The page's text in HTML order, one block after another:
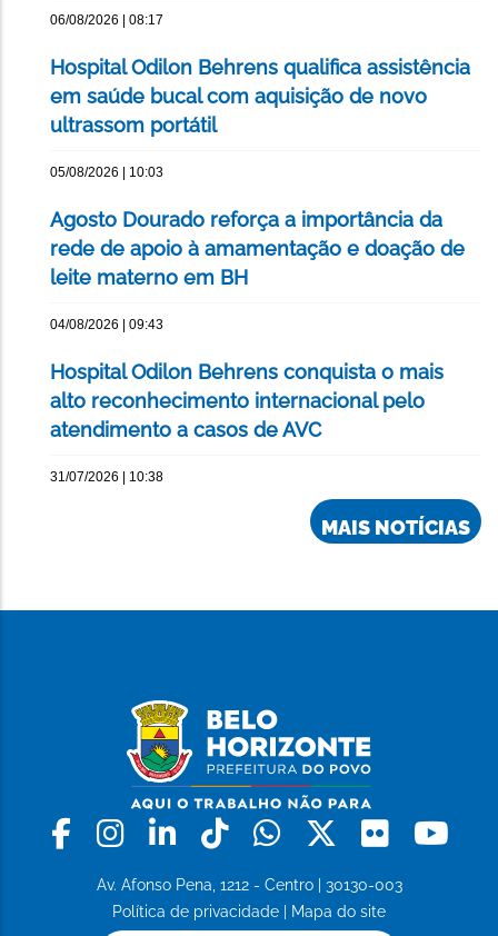
06/08/2026 | 08:17
Hospital Odilon Behrens qualifica assistência
em saúde bucal com aquisição de novo
ultrassom portátil
05/08/2026 | 10:03
Agosto Dourado reforça a importância da
rede de apoio à amamentação e doação de
leite materno em BH
04/08/2026 | 09:43
Hospital Odilon Behrens conquista o mais
alto reconhecimento internacional pelo
atendimento a casos de AVC
31/07/2026 | 10:38
MAIS NOTÍCIAS
Facebook
Instagram
LinkedinTiktokWhatsapp
X Flickr
Av. Afonso Pena, 1212 - Centro | 30130-003
Política de privacidade
Mapa do site